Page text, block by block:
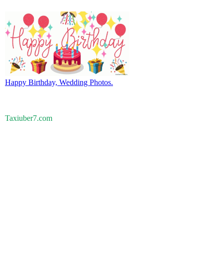
Happy Birthday, Wedding Photos.
Taxiuber7.com